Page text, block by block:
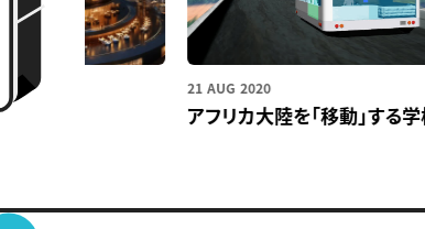
21 AUG 2020
アフリカ大陸を「移動」する学校